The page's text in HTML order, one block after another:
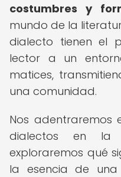
costumbres y
mundo de la
dialecto tienen el
lector a un
matices,
una comunidad.
Nos adentraremos
dialectos en la
exploraremos qué
la esencia de